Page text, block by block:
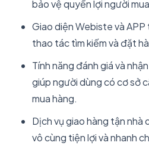
bảo vệ quyền lợi người
Giao diện Webiste và
thao tác tìm kiếm và đặt
Tính năng đánh giá và
giúp người dùng có cơ sở
mua hàng.
Dịch vụ giao hàng tận nhà
vô cùng tiện lợi và nhanh